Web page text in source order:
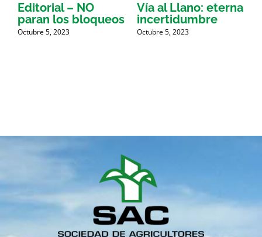
Editorial – NO
paran los bloqueos
Octubre 5, 2023
Vía al Llano: eterna
incertidumbre
Octubre 5, 2023